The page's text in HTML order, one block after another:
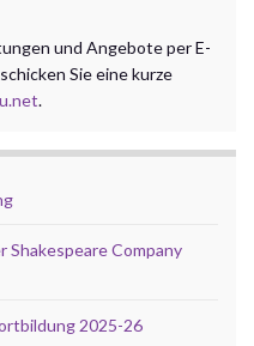
und Angebote per E-
Sie eine kurze
.
Shakespeare Company
2025-26